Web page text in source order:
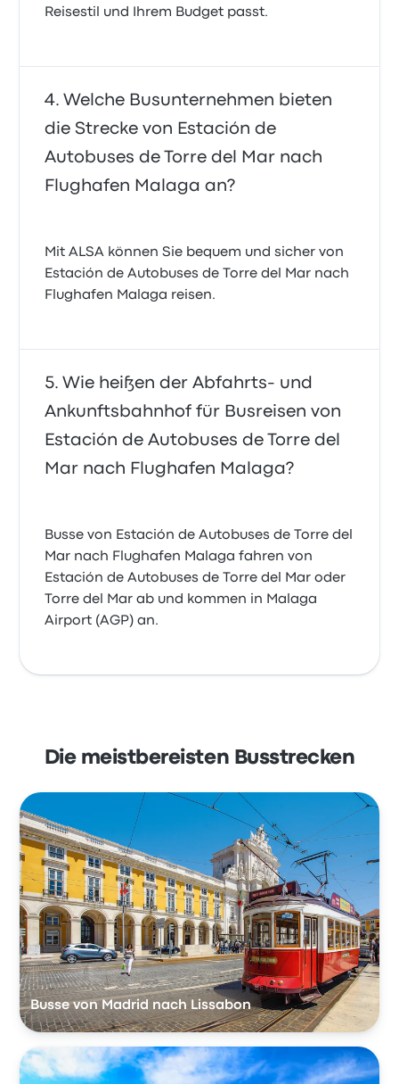
Reisestil und Ihrem Budget passt.
Welche Busunternehmen bieten
die Strecke von Estación de
Autobuses de Torre del Mar nach
Flughafen Malaga an?
Mit ALSA können Sie bequem und sicher von
Estación de Autobuses de Torre del Mar nach
Flughafen Malaga reisen.
Wie heißen der Abfahrts- und
Ankunftsbahnhof für Busreisen von
Estación de Autobuses de Torre del
Mar nach Flughafen Malaga?
Busse von Estación de Autobuses de Torre del
Mar nach Flughafen Malaga fahren von
Estación de Autobuses de Torre del Mar oder
Torre del Mar ab und kommen in Malaga
Airport (AGP) an.
Die meistbereisten Busstrecken
Busse von Madrid nach Lissabon